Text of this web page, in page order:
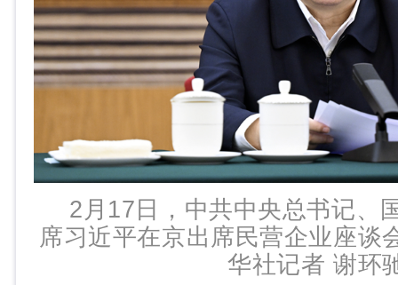
2月17日，中共中央总书记、
席习近平在京出席民营企业座谈
华社记者 谢环